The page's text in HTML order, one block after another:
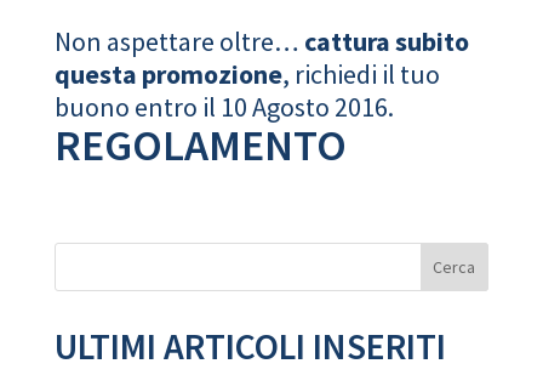
Non aspettare oltre… cattura subito
questa promozione, richiedi il tuo
buono entro il 10 Agosto 2016.
REGOLAMENTO
ULTIMI ARTICOLI INSERITI